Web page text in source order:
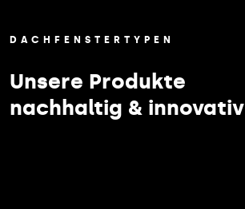
DACHFENSTERTYPEN
Unsere Produkte
nachhaltig & innovativ